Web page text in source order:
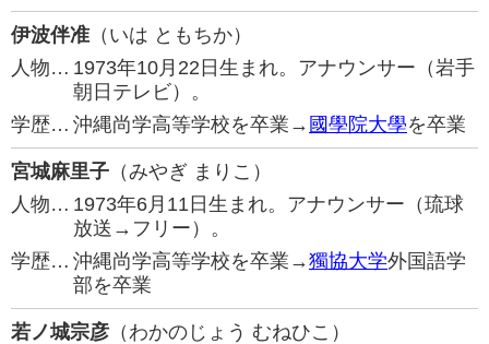
伊波伴准 （いは ともちか）
人物… 1973年10月22日生まれ。アナウンサー（岩手
朝日テレビ）。
学歴… 沖縄尚学高等学校を卒業→ 國學院大學を卒業
宮城麻里子 （みやぎ まりこ）
人物… 1973年6月11日生まれ。アナウンサー（琉球
放送→フリー）。
学歴… 沖縄尚学高等学校を卒業→獨協大学外国語学
部を卒業
若ノ城宗彦 （わかのじょう むねひこ）